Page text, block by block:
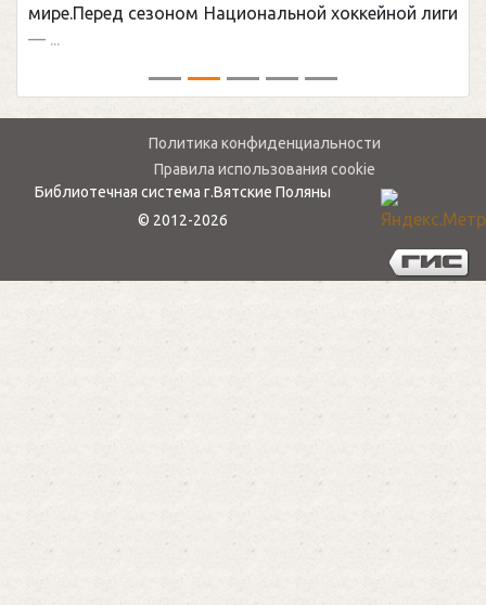
рассмотрены состав и полезные свойства
зерновых продуктов. Отдельное внимание
Политика конфиденциальности
Правила использования cookie